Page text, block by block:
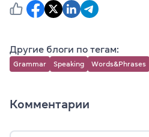
Другие блоги по тегам:
Grammar Speaking Words&Phrases
Комментарии